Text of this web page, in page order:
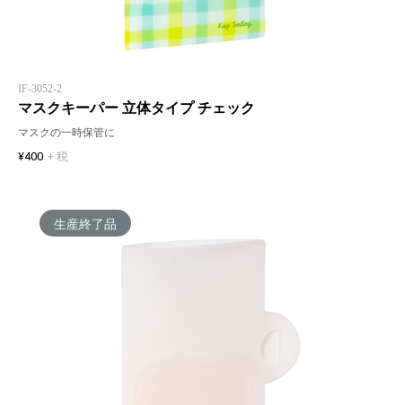
IF-3052-2
マスクキーパー 立体タイプ チェック
マスクの一時保管に
¥400 + 税
生産終了品